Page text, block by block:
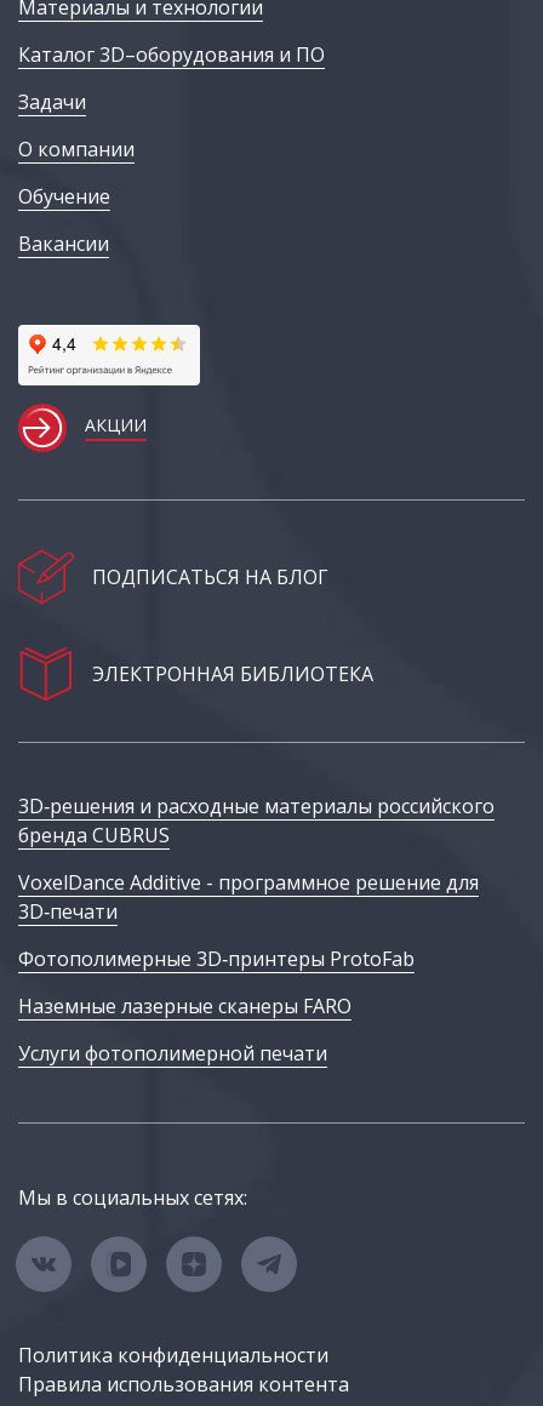
Материалы и технологии
Каталог 3D–оборудования и ПО
Задачи
О компании
Обучение
Вакансии
АКЦИИ
ПОДПИСАТЬСЯ НА БЛОГ
ЭЛЕКТРОННАЯ БИБЛИОТЕКА
3D‑решения и расходные материалы российского
бренда CUBRUS
VoxelDance Additive - программное решение для
3D‑печати
Фотополимерные 3D‑принтеры ProtoFab
Наземные лазерные сканеры FARO
Услуги фотополимерной печати
Мы в социальных сетях:
Политика конфиденциальности
Правила использования контента